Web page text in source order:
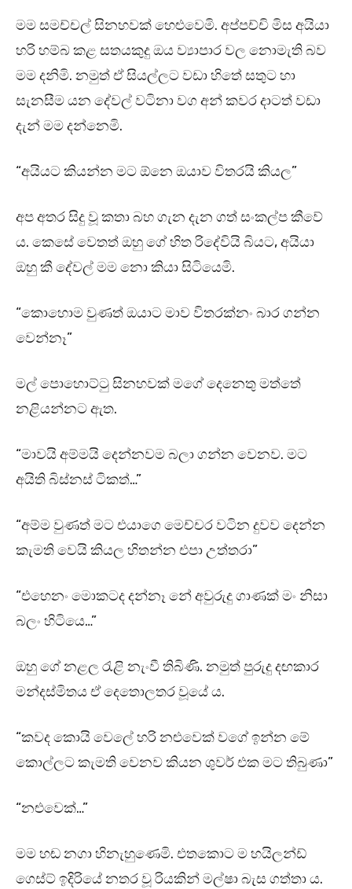
මම සමච්චල් සිනහවක් හෙළුවෙමි. අප්පච්චි මිස අයියා
හරි හම්බ කළ සතයකුදු ඔය ව්‍යාපාර වල නොමැති බව
මම දනිමි. නමුත් ඒ සියල්ලට වඩා හිතේ සතුට හා
සැනසීම යන දේවල් වටිනා වග අන් කවර දාටත් වඩා
දැන් මම දන්නෙමි.
“අයියට කියන්න මට ඕනෙ ඔයාව විතරයි කියල”
අප අතර සිදු වූ කතා බහ ගැන දැන ගත් සංකල්ප කීවේ
ය. කෙසේ වෙතත් ඔහු ගේ හිත රිදේවියි බියට, අයියා
ඔහු කී දේවල් මම නො කියා සිටියෙමි.
“කොහොම වුණත් ඔයාට මාව විතරක්නං බාර ගන්න
වෙන්නෑ”
මල් පොහොට්ටු සිනහවක් මගේ දෙනෙතු මත්තේ
නළියන්නට ඇත.
“මාවයි අම්මයි දෙන්නවම බලා ගන්න වෙනව. මට
අයිති බිස්නස් ටිකත්…”
“අම්ම වුණත් මට එයාගෙ මෙච්චර වටින දුවව දෙන්න
කැමති වෙයි කියල හිතන්න එපා උත්තරා”
“එහෙනං මොකටද දන්නෑ නේ අවුරුදු ගාණක් මං නිසා
බලං හිටියෙ…”
ඔහු ගේ නළල රැළි නැංවී තිබිණි. නමුත් පුරුදු දඟකාර
මන්දස්මිතය ඒ දෙතොලතර වූයේ ය.
“කවද කොයි වෙලේ හරි නළුවෙක් වගේ ඉන්න මේ
කොල්ලට කැමති වෙනව කියන ශුවර් එක මට තිබුණා”
“නළුවෙක්…”
මම හඬ නගා හිනැහුණෙමි. එතකොට ම හයිලන්ඩ්
ගෙස්ට් ඉදිරියේ නතර වූ රියකින් මල්ෂා බැස ගත්තා ය.